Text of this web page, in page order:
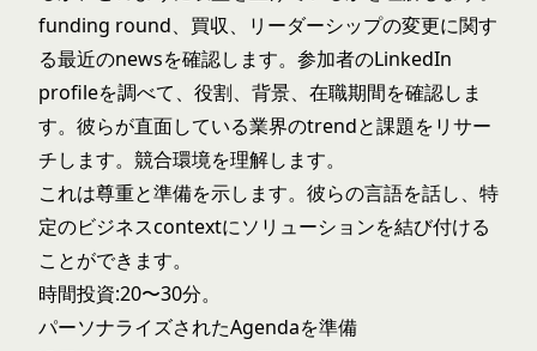
funding round、買収、リーダーシップの変更に関す
る最近のnewsを確認します。参加者のLinkedIn
profileを調べて、役割、背景、在職期間を確認しま
す。彼らが直面している業界のtrendと課題をリサー
チします。競合環境を理解します。
これは尊重と準備を示します。彼らの言語を話し、特
定のビジネスcontextにソリューションを結び付ける
ことができます。
時間投資:20〜30分。
パーソナライズされたAgendaを準備